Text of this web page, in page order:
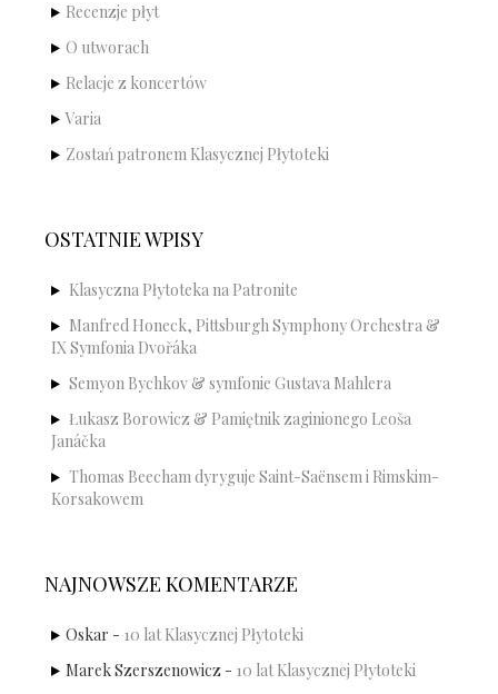
Recenzje płyt
O utworach
Relacje z koncertów
Varia
Zostań patronem Klasycznej Płytoteki
OSTATNIE WPISY
Klasyczna Płytoteka na Patronite
Manfred Honeck, Pittsburgh Symphony Orchestra &
IX Symfonia Dvořáka
Semyon Bychkov & symfonie Gustava Mahlera
Łukasz Borowicz & Pamiętnik zaginionego Leoša
Janáčka
Thomas Beecham dyryguje Saint-Saënsem i Rimskim-
Korsakowem
NAJNOWSZE KOMENTARZE
Oskar - 10 lat Klasycznej Płytoteki
Marek Szerszenowicz - 10 lat Klasycznej Płytoteki